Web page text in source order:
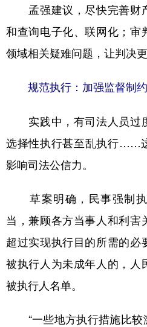
孟强建议，尽快完善财
和查询电子化、联网化；审
领域相关疑难问题，让判决更
规范执行：加强监督制
实践中，有司法人员过
选择性执行甚至乱执行……
影响司法公信力。
草案明确，民事强制执
当，兼顾各方当事人和利
超过实现执行目的所需的必
被执行人为未成年人的，人
被执行人名单。
“一些地方执行措施比较